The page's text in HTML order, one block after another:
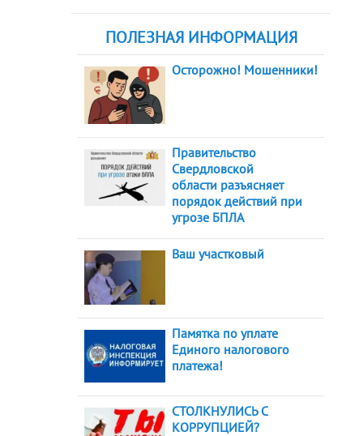
ПОЛЕЗНАЯ ИНФОРМАЦИЯ
Осторожно! Мошенники!
Правительство
Свердловской
области разъясняет
порядок действий при
угрозе БПЛА
Ваш участковый
Памятка по уплате
Единого налогового
платежа!
СТОЛКНУЛИСЬ С
КОРРУПЦИЕЙ?